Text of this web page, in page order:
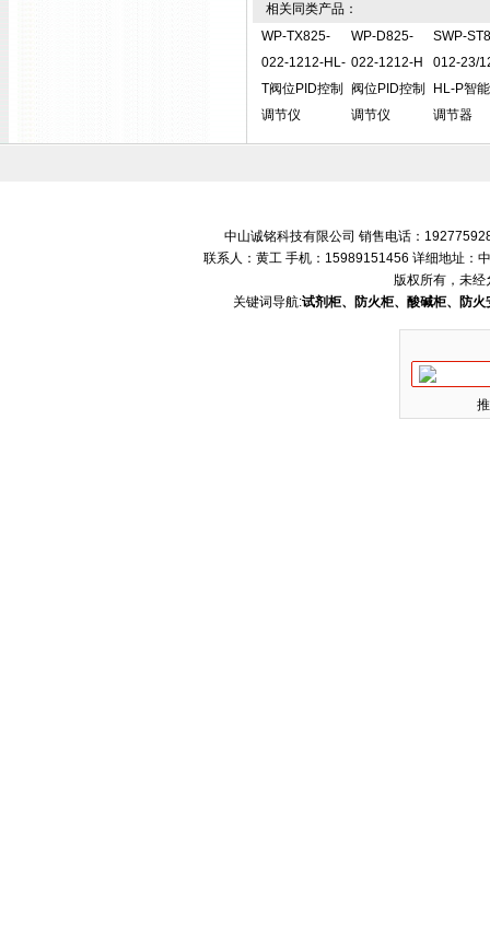
相关同类产品：
WP-TX825-
022-1212-HL-
T阀位PID控制
调节仪
WP-D825-
022-1212-H
阀位PID控制
调节仪
SWP-
012-23/
HL-P智
调节器
中山诚铭科技有限公司 销售电话：
联系人：黄工 手机：15989151456 详细地址：
版权所有，未经
关键词导航:试剂柜、防火柜、酸碱柜、防